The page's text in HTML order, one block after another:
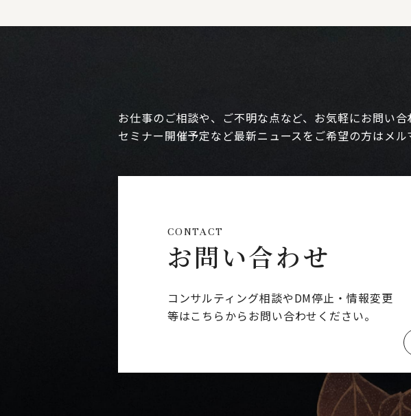
お仕事のご相談や、ご不明な点など、お気軽にお問い合
セミナー開催予定など最新ニュースをご希望の方はメル
CONTACT
お問い合わせ
コンサルティング相談やDM停止・情報変更
等はこちらからお問い合わせください。